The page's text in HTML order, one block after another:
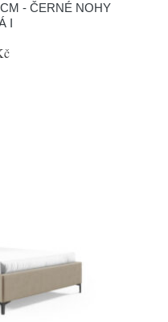
- ČERNÉ NOHY
I